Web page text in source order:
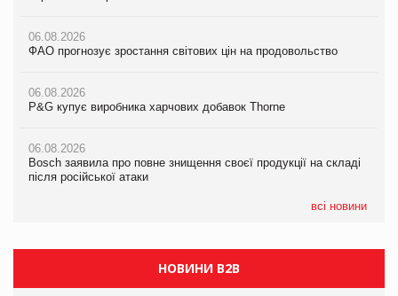
06.08.2026
ФАО прогнозує зростання світових цін на продовольство
06.08.2026
P&G купує виробника харчових добавок Thorne
06.08.2026
Bosch заявила про повне знищення своєї продукції на складі
після російської атаки
всі новини
06.08.2026
ФАО прогнозує зростання світових цін на продовольство
06.08.2026
P&G купує виробника харчових добавок Thorne
06.08.2026
Bosch заявила про повне знищення своєї продукції на складі
після російської атаки
06.08.2026
ФАО прогнозує зростання світових цін на продовольство
06.08.2026
P&G купує виробника харчових добавок Thorne
06.08.2026
Bosch заявила про повне знищення своєї продукції на складі
після російської атаки
НОВИНИ B2B